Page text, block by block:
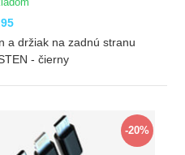
a držiak na zadnú stranu
- čierny
-20%